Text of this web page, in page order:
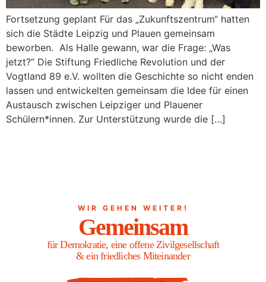
Fortsetzung geplant Für das „Zukunftszentrum“ hatten
sich die Städte Leipzig und Plauen gemeinsam
beworben. Als Halle gewann, war die Frage: „Was
jetzt?“ Die Stiftung Friedliche Revolution und der
Vogtland 89 e.V. wollten die Geschichte so nicht enden
lassen und entwickelten gemeinsam die Idee für einen
Austausch zwischen Leipziger und Plauener
Schülern*innen. Zur Unterstützung wurde die […]
WIR GEHEN WEITER!
Gemeinsam
für Demokratie, eine offene Zivilgesellschaft
& ein friedliches Miteinander